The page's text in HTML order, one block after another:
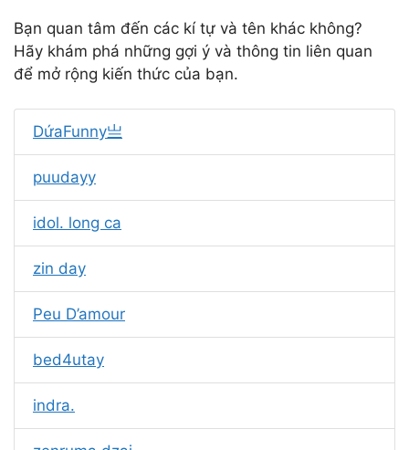
Bạn quan tâm đến các kí tự và tên khác không?
Hãy khám phá những gợi ý và thông tin liên quan
để mở rộng kiến thức của bạn.
DứaFunny亗
puudayy
idol. long ca
zin day
Peu D’amour
bed4utay
indra.